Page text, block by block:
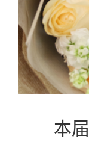
本届